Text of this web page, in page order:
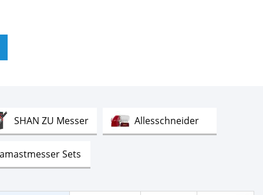
SHAN ZU MesserTest AllesschneiderTest
Sets